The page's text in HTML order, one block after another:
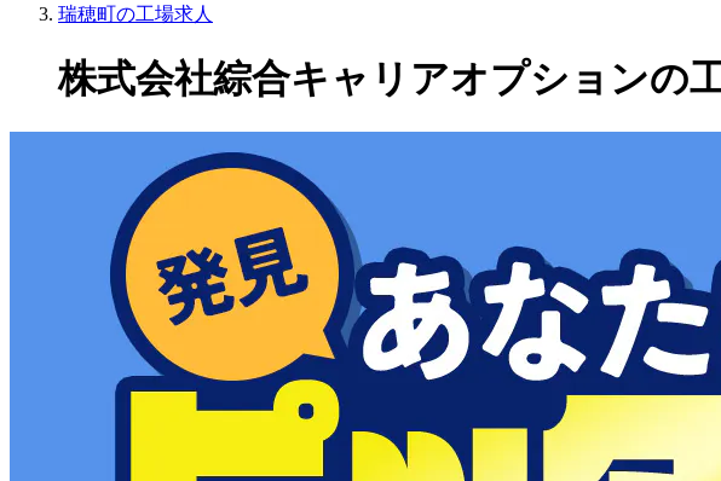
瑞穂町の工場求人
株式会社綜合キャリアオプションの